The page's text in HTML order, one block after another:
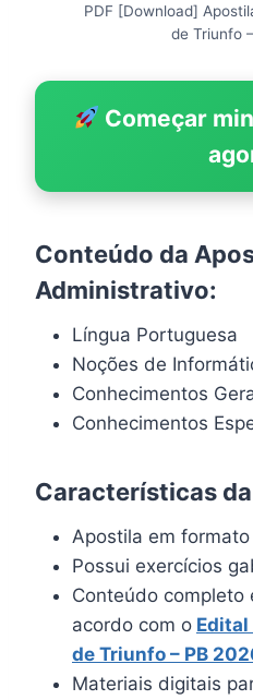
PDF [Download]
de Triunfo
Começar
Conteúdo da
Administrativo:
Língua Portuguesa
Noções de
Conhecimentos
Conhecimentos
Características
Apostila em
Possui exercícios
Conteúdo completo
acordo com o
de Triunfo – PB
Materiais digitais